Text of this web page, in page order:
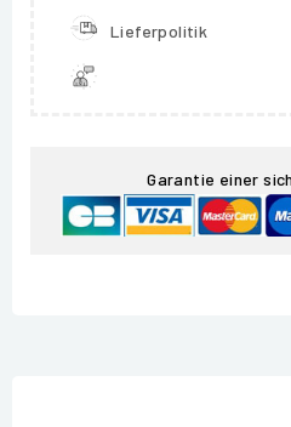
Lieferpolitik
Garantie einer